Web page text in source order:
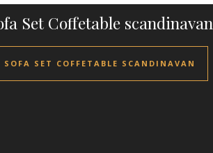
Set Coffetable scandinavan
SOFA SET COFFETABLE SCANDINAVAN